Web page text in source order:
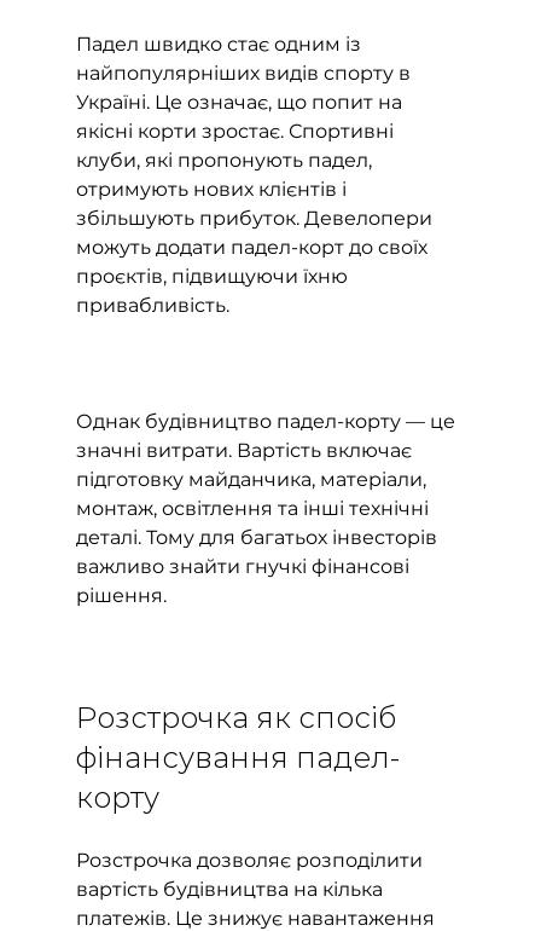
Падел швидко стає одним із
найпопулярніших видів спорту в
Україні. Це означає, що попит на
якісні корти зростає. Спортивні
клуби, які пропонують падел,
отримують нових клієнтів і
збільшують прибуток. Девелопери
можуть додати падел-корт до своїх
проєктів, підвищуючи їхню
привабливість.
Однак будівництво падел-корту — це
значні витрати. Вартість включає
підготовку майданчика, матеріали,
монтаж, освітлення та інші технічні
деталі. Тому для багатьох інвесторів
важливо знайти гнучкі фінансові
рішення.
Розстрочка як спосіб
фінансування падел-
корту
Розстрочка дозволяє розподілити
вартість будівництва на кілька
платежів. Це знижує навантаження